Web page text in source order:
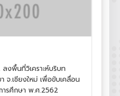
งพื้นที่วิเคราะห์บริบท
จ.เชียงใหม่ เพื่อขับเคลื่อน
รศึกษา พ.ศ.2562